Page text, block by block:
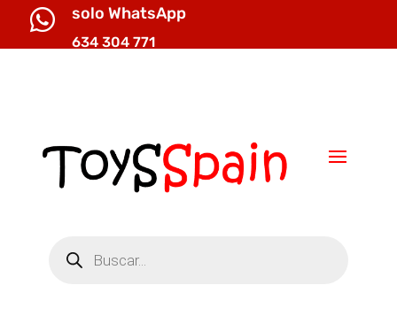
 solo WhatsApp
634 304 771
productos